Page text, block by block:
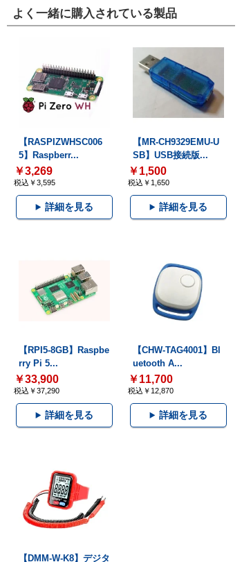
よく一緒に購入されている製品
【RASPIZWHSC006
5】Raspberr...
￥3,269
税込￥3,595
詳細を見る
【MR-CH9329EMU-U
SB】USB接続版...
￥1,500
税込￥1,650
詳細を見る
【RPI5-8GB】Raspbe
rry Pi 5...
￥33,900
税込￥37,290
詳細を見る
【CHW-TAG4001】Bl
uetooth A...
￥11,700
税込￥12,870
詳細を見る
【DMM-W-K8】デジタ